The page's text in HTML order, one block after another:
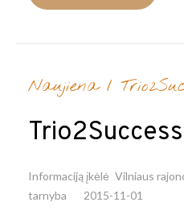
Naujiena/
Trio2Success
Informaciją įkėlė Vilniaus
tarnyba
2015-11-01